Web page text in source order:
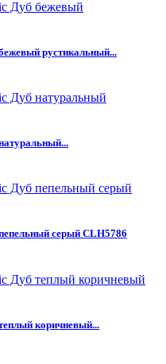
рустикальный...
серый CLH5786
коричневый...